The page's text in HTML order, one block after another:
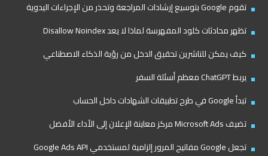
تقوم Google بتوسيع إرشادات المراجعة وتحذر من الإجراءات اليدوية
تظهر محادثات كلود المفهرسة لماذا لا يعد Disallow Noindex
كيف يمكن للناشرين تحقيق الدخل من رؤية الذكاء الاصطناعي
يربط ChatGPT معظم أسئلة السفر
تبدأ Google في طرح تطبيقات الشهادات داخل الحساب
تضيف Microsoft Ads مركز معاينة الإعلان إلى الأداء الأفضل
تجعل Google مفاتيح المرور إلزامية لمستخدمي Google Ads API